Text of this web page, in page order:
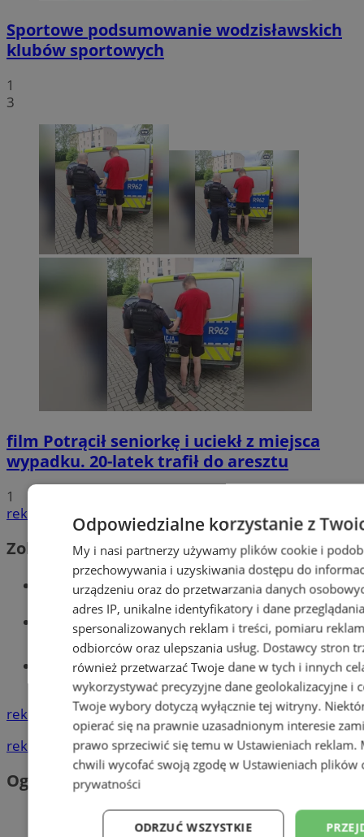
Sportowe podsumowanie wodzisławskich
klubów sportowych
1
3
film Potrącił seniorkę i uciekł z miejsca
wypadku. 20-latek trafił do aresztu
1
reklama
Zobacz również
Wiadomości kryminalne w Wodzisławiu
Wiadomości lokalne
Tworzenie stron www - Wodzisław
Śląski
reklama
reklama
Ogłoszenia
Odpowiedzialne korzystanie z
My i nasi partnerzy używamy plików cookie i
przechowywania i uzyskiwania dostępu do
urządzeniu oraz do przetwarzania danych
adres IP, unikalne identyfikatory i dane
spersonalizowanych reklam i treści, pomiaru
odbiorców oraz ulepszania usług. Dostawcy stron
również przetwarzać Twoje dane w tych i innych
wykorzystywać precyzyjne dane geolokalizacyjne i
Twoje wybory dotyczą wyłącznie tej witryny.
opierać się na prawnie uzasadnionym interesie
prawo sprzeciwić się temu w Ustawieniach reklam.
chwili wycofać swoją zgodę w Ustawieniach plików
prywatności
ODRZUĆ WSZYSTKIE